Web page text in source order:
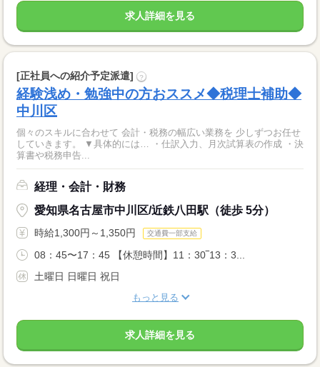
求人詳細を見る
[正社員への紹介予定派遣] ?
経験浅め・勉強中の方おススメ◆税理士補助◆
中川区
個々のスキルに合わせて 会計・税務の幅広い業務を 少しずつお任せ
していきます。 ▼具体的には… ・仕訳入力、月次試算表の作成 ・決
算書や税務申告...
経理・会計・財務
愛知県名古屋市中川区/近鉄八田駅（徒歩 5分）
時給1,300円～1,350円 交通費一部支給
08：45〜17：45 【休憩時間】11：30‾13：3...
土曜日 日曜日 祝日
もっと見る
求人詳細を見る